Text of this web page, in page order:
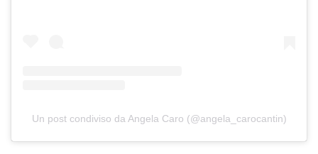
Un post condiviso da Angela Caro (@angela_carocantin)